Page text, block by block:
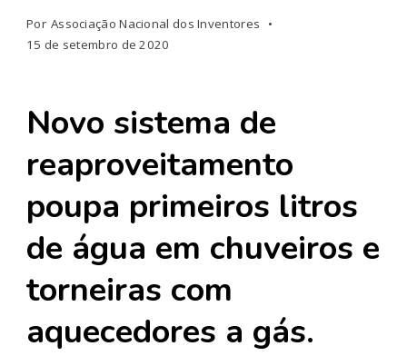
Por Associação Nacional dos Inventores
15 de setembro de 2020
Novo sistema de
reaproveitamento
poupa primeiros litros
de água em chuveiros e
torneiras com
aquecedores a gás.